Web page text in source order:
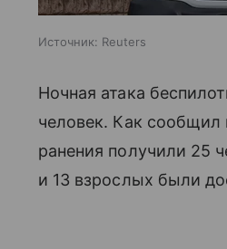
Источник: Reuters
Ночная атака
человек. Как сообщил
ранения получили 25
и 13 взрослых были